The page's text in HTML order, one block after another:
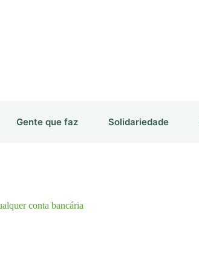
Gente que faz Solidariedade
conta bancária